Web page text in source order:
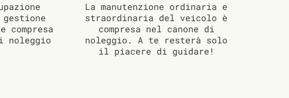
compresa
noleggio
La manutenzione ordinaria e
straordinaria del veicolo è
compresa nel canone di
noleggio. A te resterà solo
il piacere di guidare!